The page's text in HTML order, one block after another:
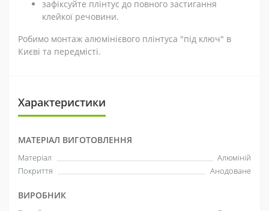
зафіксуйте плінтус до повного застигання
клейкої речовини.
Робимо монтаж алюмінієвого плінтуса "під ключ" в
Києві та передмісті.
Характеристики
МАТЕРІАЛ ВИГОТОВЛЕННЯ
Матеріал
Алюміній
Покриття
Анодоване
ВИРОБНИК